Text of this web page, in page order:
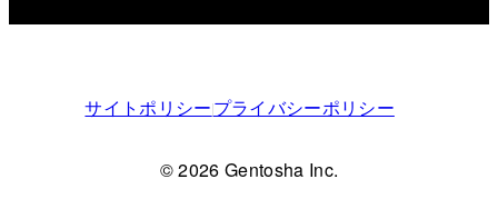
サイトポリシープライバシーポリシー
© 2026 Gentosha Inc.